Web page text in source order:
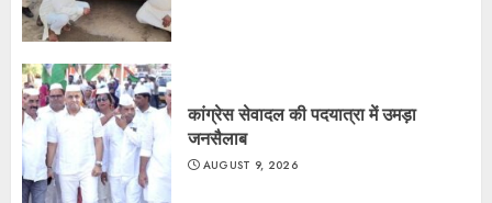
कांग्रेस सेवादल की पदयात्रा में उमड़ा
जनसैलाब
AUGUST 9, 2026